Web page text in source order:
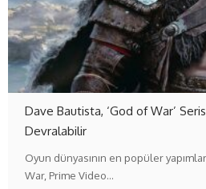
Dave Bautista, ‘God of War’
Devralabilir
Oyun dünyasının en popüler
War, Prime Video…